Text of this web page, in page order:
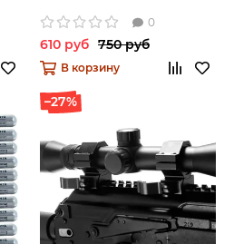
0
610 руб 750 руб
В корзину
–27%